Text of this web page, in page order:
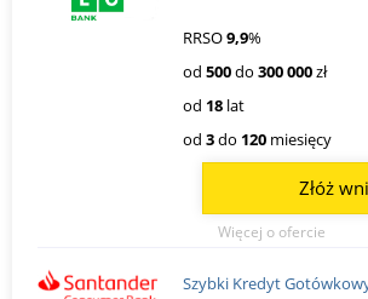
RRSO9,9%
od 500do 300 000zł
od 18 lat
od 3do 120 miesięcy
Więcej o ofercie
Złóż
Szybki Kredyt